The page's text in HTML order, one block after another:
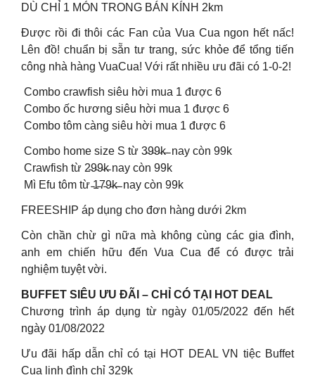
DÙ CHỈ 1 MÓN TRONG BÁN KÍNH 2km
Được rồi đi thôi các Fan của Vua Cua ngon hết nấc!
Lên đồ! chuẩn bị sẵn tư trang, sức khỏe để tổng tiến
công nhà hàng VuaCua! Với rất nhiều ưu đãi có 1-0-2!
️ Combo crawfish siêu hời mua 1 được 6
️ Combo ốc hương siêu hời mua 1 được 6
️ Combo tôm càng siêu hời mua 1 được 6
️ Combo home size S từ 3̵9̵9̵k̵ ̵ nay còn 99k
️ Crawfish từ 2̵9̵9̵k̵ nay còn 99k
️ Mì Efu tôm từ ̵1̵7̵9̵k̵ ̵ nay còn 99k
FREESHIP áp dụng cho đơn hàng dưới 2km
Còn chần chừ gì nữa mà không cùng các gia đình,
anh em chiến hữu đến Vua Cua để có được trải
nghiệm tuyệt vời.
BUFFET SIÊU ƯU ĐÃI – CHỈ CÓ TẠI HOT DEAL
Chương trình áp dụng từ ngày 01/05/2022 đến hết
ngày 01/08/2022
Ưu đãi hấp dẫn chỉ có tại HOT DEAL VN tiệc Buffet
Cua linh đình chỉ 329k